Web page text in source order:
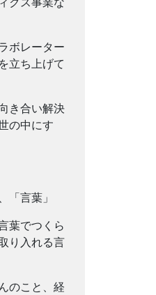
ボレーター
立ち上げて
き合い解決
の中にす
「言葉」
葉でつくら
り入れる言
のこと、経